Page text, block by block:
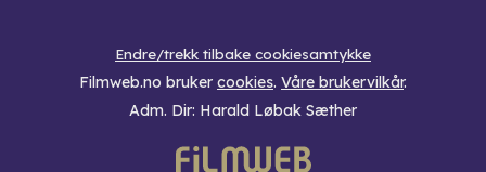
Endre/trekk tilbake cookiesamtykke
Filmweb.no bruker cookies. Våre brukervilkår.
Adm. Dir: Harald Løbak Sæther